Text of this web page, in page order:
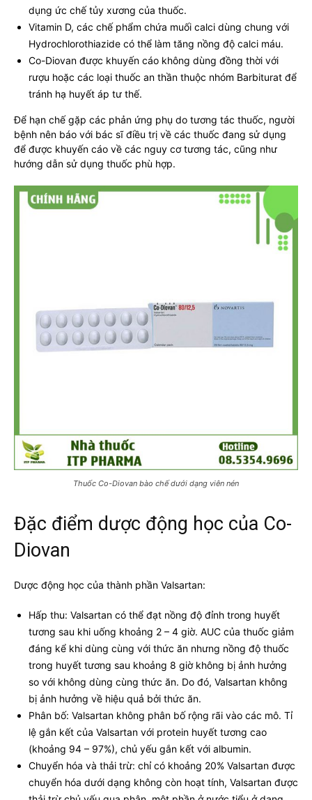
dụng ức chế tủy xương của thuốc.
Vitamin D, các chế phẩm chứa muối calci dùng chung với
Hydrochlorothiazide có thể làm tăng nồng độ calci máu.
Co-Diovan được khuyến cáo không dùng đồng thời với
rượu hoặc các loại thuốc an thần thuộc nhóm Barbiturat để
tránh hạ huyết áp tư thế.
Để hạn chế gặp các phản ứng phụ do tương tác thuốc, người
bệnh nên báo với bác sĩ điều trị về các thuốc đang sử dụng
để được khuyến cáo về các nguy cơ tương tác, cũng như
hướng dẫn sử dụng thuốc phù hợp.
Thuốc Co-Diovan bào chế dưới dạng viên nén
Đặc điểm dược động học của Co-
Diovan
Dược động học của thành phần Valsartan:
Hấp thu: Valsartan có thể đạt nồng độ đỉnh trong huyết
tương sau khi uống khoảng 2 – 4 giờ. AUC của thuốc giảm
đáng kể khi dùng cùng với thức ăn nhưng nồng độ thuốc
trong huyết tương sau khoảng 8 giờ không bị ảnh hưởng
so với không dùng cùng thức ăn. Do đó, Valsartan không
bị ảnh hưởng về hiệu quả bởi thức ăn.
Phân bố: Valsartan không phân bố rộng rãi vào các mô. Tỉ
lệ gắn kết của Valsartan với protein huyết tương cao
(khoảng 94 – 97%), chủ yếu gắn kết với albumin.
Chuyển hóa và thải trừ: chỉ có khoảng 20% Valsartan được
chuyển hóa dưới dạng không còn hoạt tính, Valsartan được